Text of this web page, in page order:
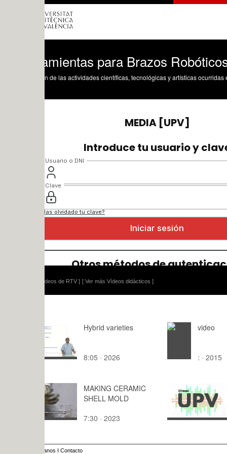
para Brazos Robóticos
de las actividades científicas, tecnológicas y artísticas ocurridas en los tres
[ Ver más Vídeos didácticos ]
Hybrid varieties
8:05 · 2026
video
: · 2015
MAKING CERAMIC
SHELL MOLD
7:30 · 2023
Privacidad
4 -
8:48 · 2023